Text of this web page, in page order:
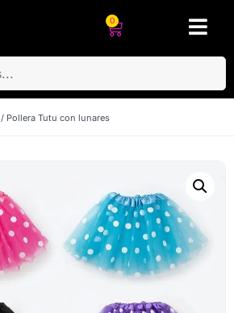
0
/ Pollera Tutu con lunares